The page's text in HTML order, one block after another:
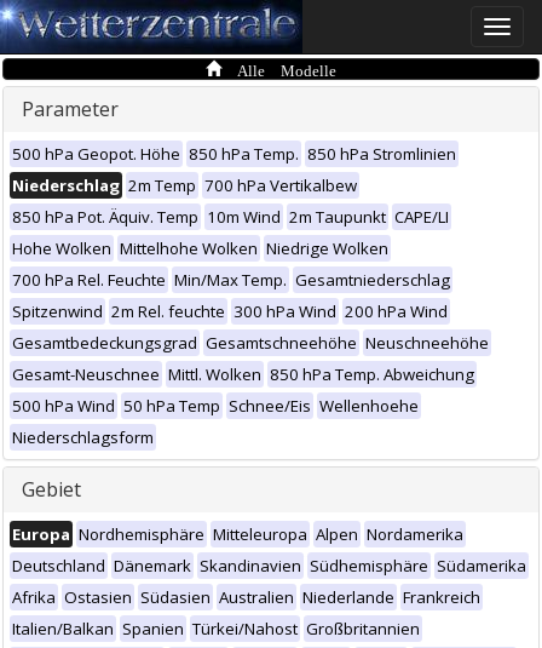
Toggle
Alle Modelle
Parameter
500 hPa Geopot. Höhe 850 hPa Temp. 850 hPa Stromlinien
Niederschlag 2m Temp 700 hPa Vertikalbew
850 hPa Pot. Äquiv. Temp 10m Wind 2m Taupunkt CAPE/LI
Hohe Wolken Mittelhohe Wolken Niedrige Wolken
700 hPa Rel. Feuchte Min/Max Temp. Gesamtniederschlag
Spitzenwind 2m Rel. feuchte 300 hPa Wind 200 hPa Wind
Gesamtbedeckungsgrad Gesamtschneehöhe Neuschneehöhe
Gesamt-Neuschnee Mittl. Wolken 850 hPa Temp. Abweichung
500 hPa Wind 50 hPa Temp Schnee/Eis Wellenhoehe
Niederschlagsform
Gebiet
Europa Nordhemisphäre Mitteleuropa Alpen Nordamerika
Deutschland Dänemark Skandinavien Südhemisphäre Südamerika
Afrika Ostasien Südasien Australien Niederlande Frankreich
Italien/Balkan Spanien Türkei/Nahost Großbritannien